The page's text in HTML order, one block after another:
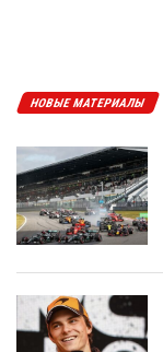
НОВЫЕ МАТЕРИАЛЫ